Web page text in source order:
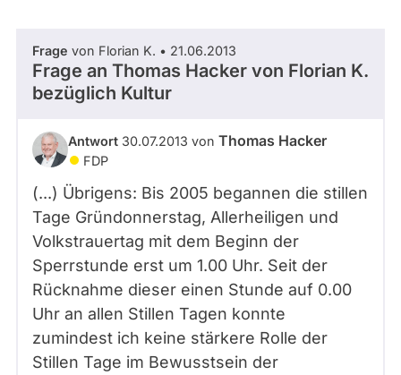
d
B
l
t
z
e
R
e
p
b
i
befragt
werden.
Thema
- Alle -
Frage von Florian K. • 21.06.2013
Frage an Thomas Hacker von Florian K.
bezüglich Kultur
Antwort 30.07.2013 von Thomas Hacker
FDP
(...) Übrigens: Bis 2005 begannen die stillen
Tage Gründonnerstag, Allerheiligen und
Volkstrauertag mit dem Beginn der
Sperrstunde erst um 1.00 Uhr. Seit der
Rücknahme dieser einen Stunde auf 0.00
Uhr an allen Stillen Tagen konnte
zumindest ich keine stärkere Rolle der
Stillen Tage im Bewusstsein der